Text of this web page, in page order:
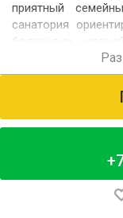
приятный
санатория
болезнями
дыхания и т.д. Во
провести время на
бильярд,
просторной
предлагается
посмотреть самые
Для размещения